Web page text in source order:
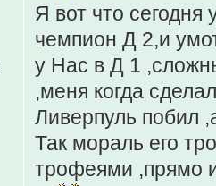
Я вот что
чемпион Д 2,и
у Нас в Д 1
,меня когда
Ливерпуль побил
Так мораль его
трофеями ,прямо